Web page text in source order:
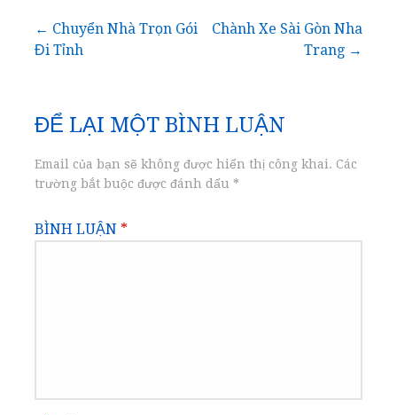
Điều
bài
viết
← Chuyển Nhà Trọn Gói
Đi Tỉnh
Chành Xe Sài Gòn Nha
Trang →
ĐỂ LẠI MỘT BÌNH LUẬN
Email của bạn sẽ không được hiển thị công khai. Các
trường bắt buộc được đánh dấu *
BÌNH LUẬN *